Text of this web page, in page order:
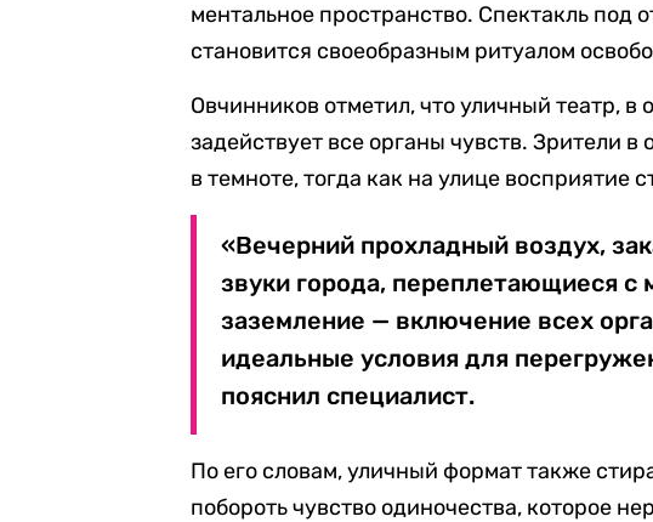
ментальное пространство. Спектакль под
становится своеобразным ритуалом
Овчинников отметил, что уличный театр, в
задействует все органы чувств. Зрители
в темноте, тогда как на улице восприятие
«Вечерний прохладный воздух,
звуки города, переплетающиеся с
заземление — включение всех
идеальные условия для
пояснил специалист.
По его словам, уличный формат также
побороть чувство одиночества, которое